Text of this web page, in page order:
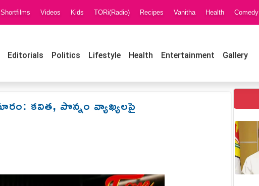
Shortfilms Videos Kids TORi(Radio) Recipes Vanitha Health Comedy
Editorials Politics Lifestyle Health Entertainment Gallery
కవిత, పొన్నం వ్యాఖ్యలపై